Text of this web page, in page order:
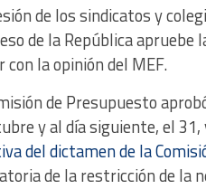
de los sindicatos y
de la República
con la opinión del MEF.
de Presupuesto
y al día siguiente, el
del dictamen de la
de la restricción de la